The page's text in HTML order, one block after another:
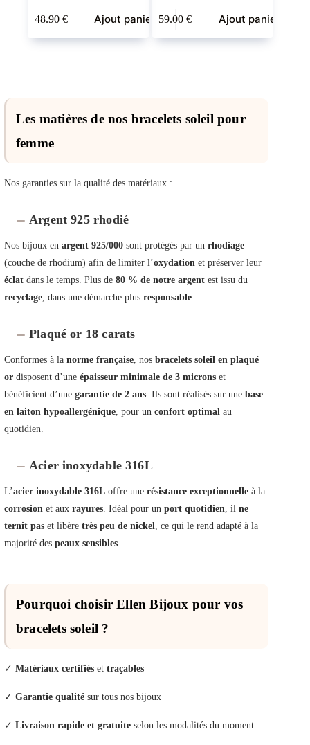
48.90 € Ajout panier 59.00€ Ajout panier
Les matières de nos bracelets soleil pour
femme
Nos garanties sur la qualité des matériaux :
Argent 925 rhodié
Nos bijoux en argent 925/000 sont protégés par un rhodiage
(couche de rhodium) afin de limiter l’oxydation et préserver leur
éclat dans le temps. Plus de 80 % de notre argent est issu du
recyclage, dans une démarche plus responsable.
Plaqué or 18 carats
Conformes à la norme française, nos bracelets soleil en plaqué
or disposent d’une épaisseur minimale de 3 microns et
bénéficient d’une garantie de 2 ans. Ils sont réalisés sur une base
en laiton hypoallergénique, pour un confort optimal au
quotidien.
Acier inoxydable 316L
L’acier inoxydable 316L offre une résistance exceptionnelle à la
corrosion et aux rayures. Idéal pour un port quotidien, il ne
ternit pas et libère très peu de nickel, ce qui le rend adapté à la
majorité des peaux sensibles.
Pourquoi choisir Ellen Bijoux pour vos
bracelets soleil ?
✓ Matériaux certifiés et traçables
✓ Garantie qualité sur tous nos bijoux
✓ Livraison rapide et gratuite selon les modalités du moment